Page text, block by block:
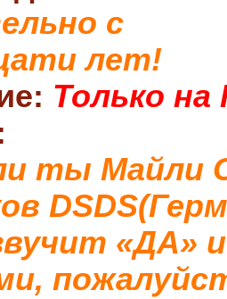
с
лет!
Только на
ты Майли
«ДА»